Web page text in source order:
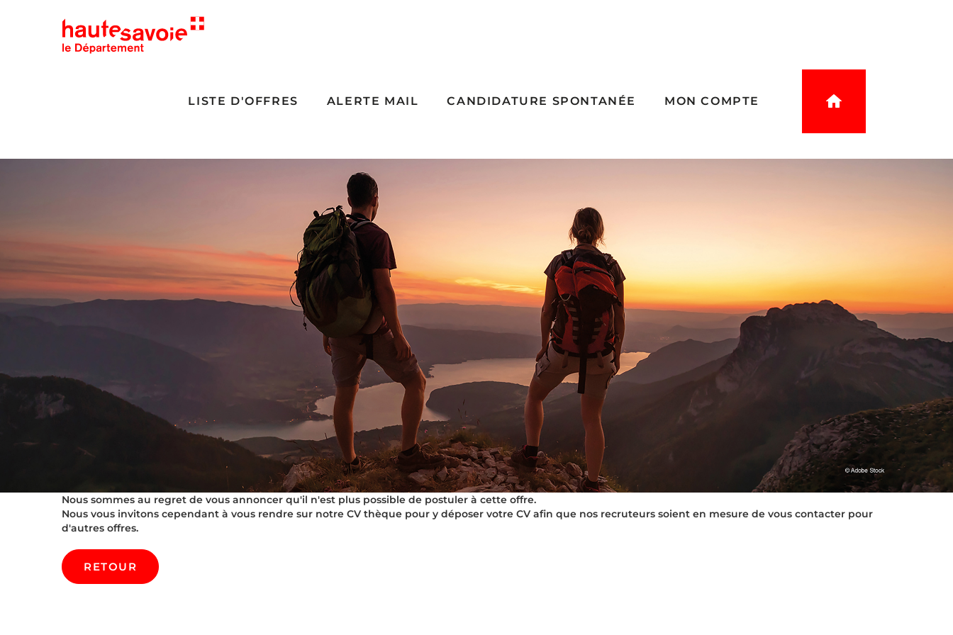
LISTE D'OFFRES ALERTE MAIL CANDIDATURE SPONTANÉE MON COMPTE
Nous sommes au regret de vous annoncer qu'il n'est plus possible de postuler à cette offre.
Nous vous invitons cependant à vous rendre sur notre CV thèque pour y déposer votre CV afin que nos recruteurs soient en mesure de vous contacter pour
d'autres offres.
RETOUR